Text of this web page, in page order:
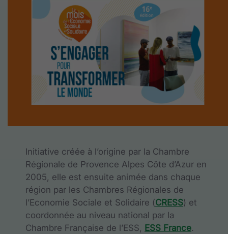
Initiative créée à l’origine par la Chambre
Régionale de Provence Alpes Côte d’Azur en
2005, elle est ensuite animée dans chaque
région par les Chambres Régionales de
l’Economie Sociale et Solidaire (CRESS) et
coordonnée au niveau national par la
Chambre Française de l’ESS, ESS France.